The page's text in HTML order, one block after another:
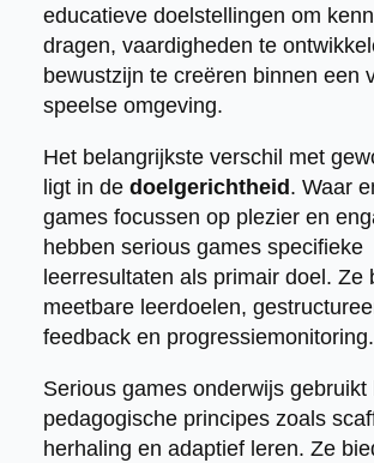
educatieve doelstellingen om
dragen, vaardigheden te
bewustzijn te creëren binnen een
speelse omgeving.
Het belangrijkste verschil met
ligt in de doelgerichtheid . Waar
games focussen op plezier en
hebben serious games specifieke
leerresultaten als primair doel. Ze
meetbare leerdoelen,
feedback en progressiemonitoring.
Serious games onderwijs gebruikt
pedagogische principes zoals
herhaling en adaptief leren. Ze